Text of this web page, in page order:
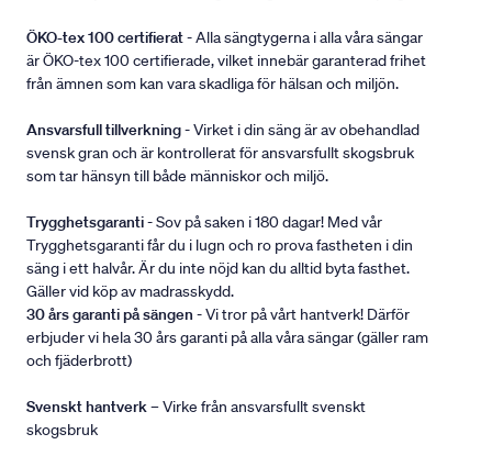
ÖKO-tex 100 certifierat- Alla sängtygerna i alla våra sängar
är ÖKO-tex 100 certifierade, vilket innebär garanterad frihet
från ämnen som kan vara skadliga för hälsan och miljön.
Ansvarsfull tillverkning- Virket i din säng är av obehandlad
svensk gran och är kontrollerat för ansvarsfullt skogsbruk
som tar hänsyn till både människor och miljö.
Trygghetsgaranti- Sov på saken i 180 dagar! Med vår
Trygghetsgaranti får du i lugn och ro prova fastheten i din
säng i ett halvår. Är du inte nöjd kan du alltid byta fasthet.
Gäller vid köp av madrasskydd.
30 års garanti på sängen - Vi tror på vårt hantverk! Därför
erbjuder vi hela 30 års garanti på alla våra sängar (gäller ram
och fjäderbrott)
Svenskt hantverk– Virke från ansvarsfullt svenskt
skogsbruk